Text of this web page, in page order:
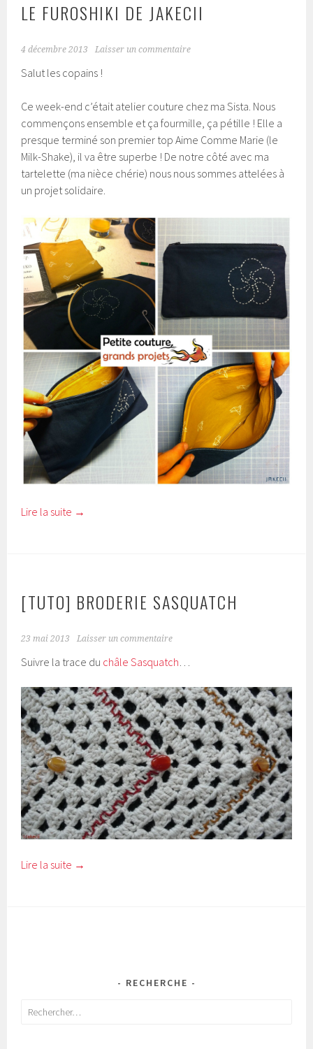
LE FUROSHIKI DE JAKECII
4 décembre 2013 Laisser un commentaire
Salut les copains !
Ce week-end c’était atelier couture chez ma Sista. Nous
commençons ensemble et ça fourmille, ça pétille ! Elle a
presque terminé son premier top Aime Comme Marie (le
Milk-Shake), il va être superbe ! De notre côté avec ma
tartelette (ma nièce chérie) nous nous sommes attelées à
un projet solidaire.
Lire la suite →
[TUTO] BRODERIE SASQUATCH
23 mai 2013 Laisser un commentaire
Suivre la trace du châle Sasquatch
Lire la suite →
RECHERCHE
Rechercher :